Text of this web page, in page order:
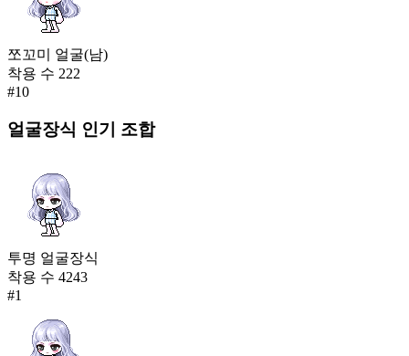
쪼꼬미 얼굴(남)
착용 수 222
#10
얼굴장식 인기 조합
투명 얼굴장식
착용 수 4243
#1